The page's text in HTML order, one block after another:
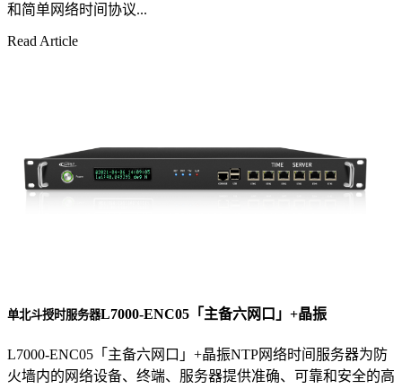
和简单网络时间协议...
Read Article
单北斗授时服务器L7000-ENC05「主备六网口」+晶振
L7000-ENC05「主备六网口」+晶振NTP网络时间服务器为防
火墙内的网络设备、终端、服务器提供准确、可靠和安全的高